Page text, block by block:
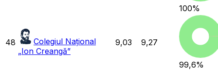
100%
48
Colegiul Național
„Ion Creangă”
9,03 9,27
99,6%